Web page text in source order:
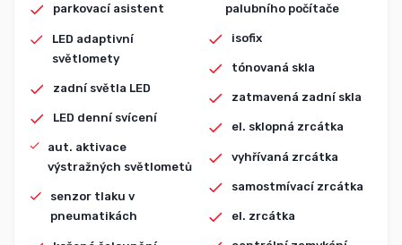
parkovací asistent
LED adaptivní
světlomety
zadní světla LED
LED denní svícení
aut. aktivace
výstražných světlometů
senzor tlaku v
pneumatikách
palubního počítače
isofix
tónovaná skla
zatmavená zadní skla
el. sklopná zrcátka
vyhřívaná zrcátka
samostmívací zrcátka
el. zrcátka